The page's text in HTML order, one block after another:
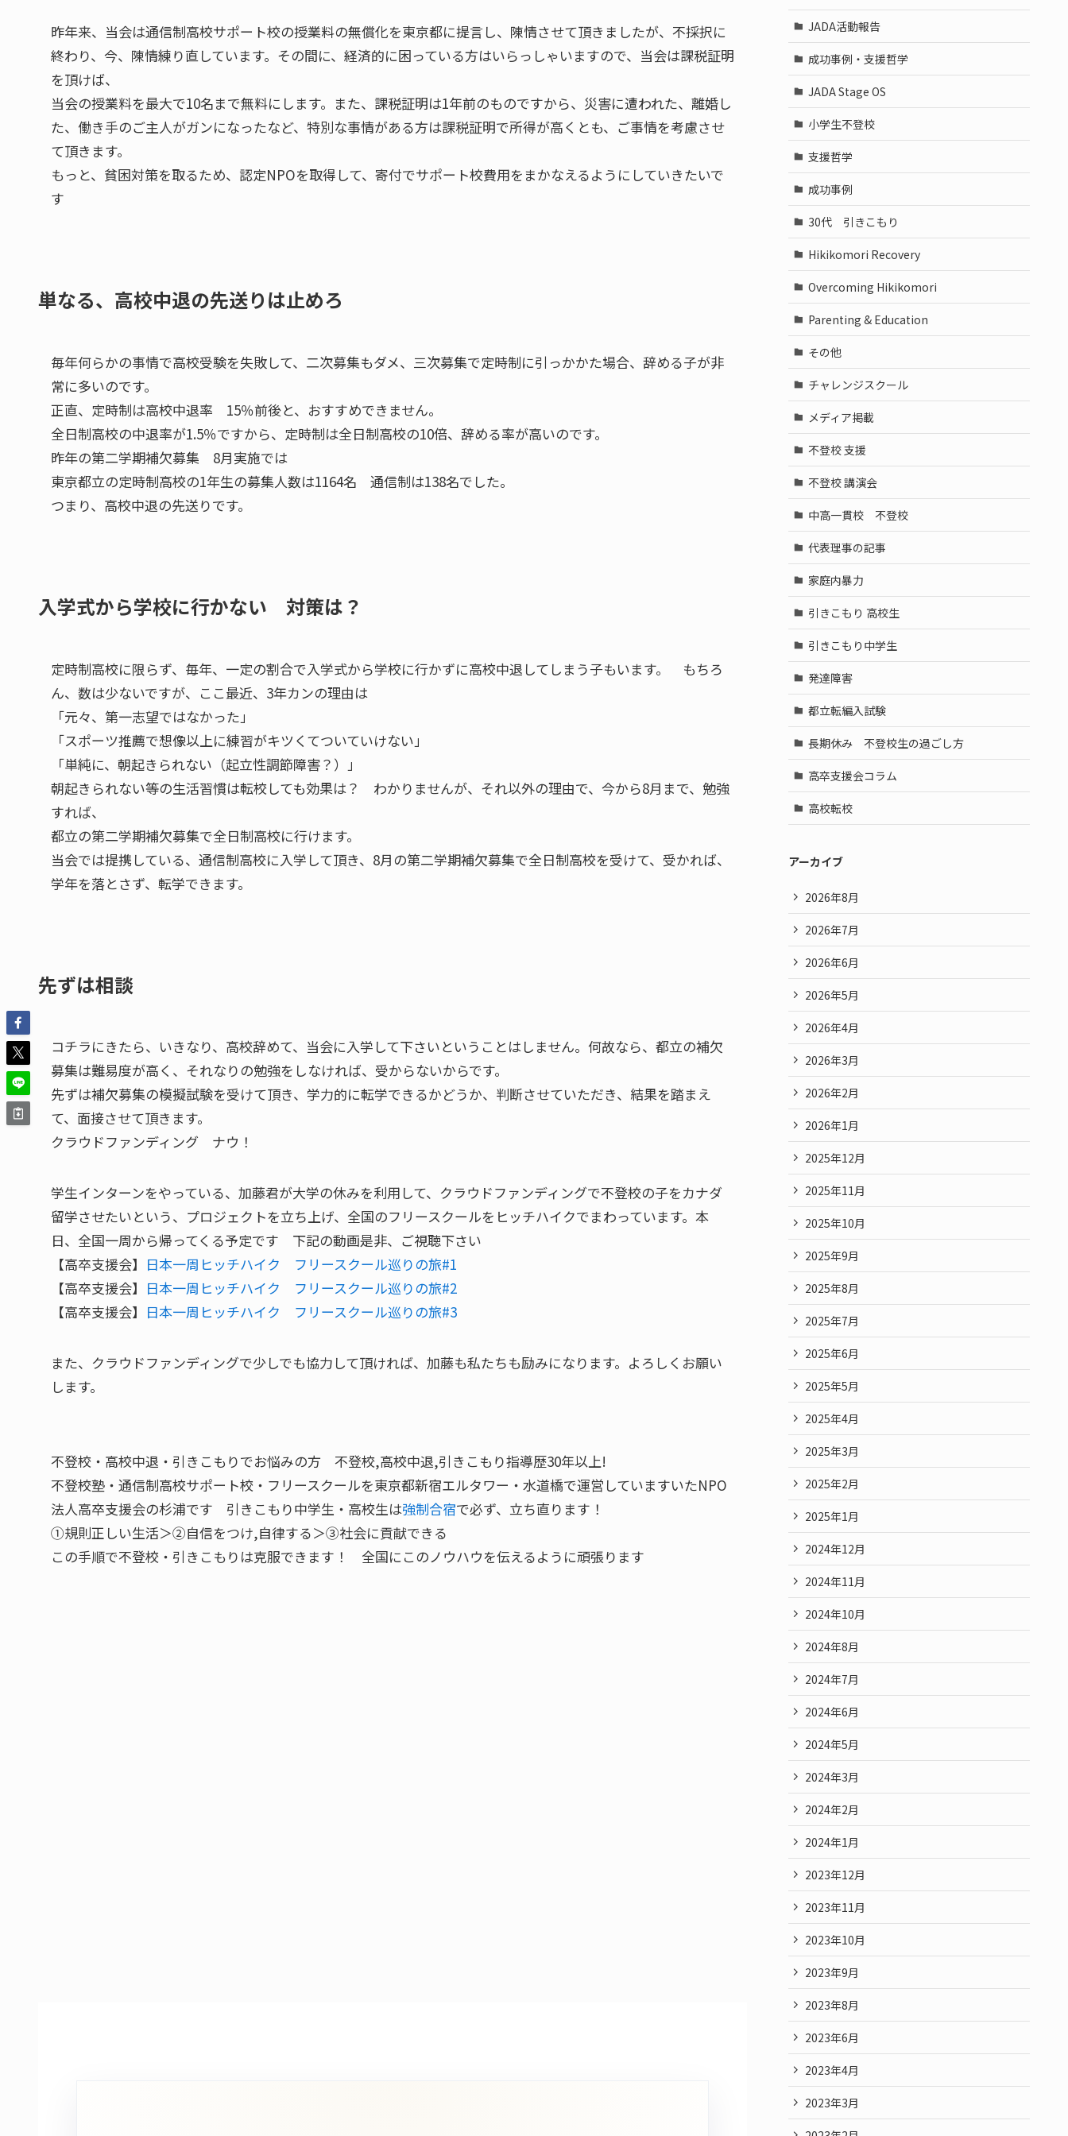
昨年来、当会は通信制高校サポート校の授業料の無償化を東京都に提言し、陳情させて頂きましたが、不採択に
終わり、今、陳情練り直しています。その間に、経済的に困っている方はいらっしゃいますので、当会は課税証明
を頂けば、
当会の授業料を最大で10名まで無料にします。また、課税証明は1年前のものですから、災害に遭われた、離婚し
た、働き手のご主人がガンになったなど、特別な事情がある方は課税証明で所得が高くとも、ご事情を考慮させ
て頂きます。
もっと、貧困対策を取るため、認定NPOを取得して、寄付でサポート校費用をまかなえるようにしていきたいで
す
単なる、高校中退の先送りは止めろ
毎年何らかの事情で高校受験を失敗して、二次募集もダメ、三次募集で定時制に引っかかた場合、辞める子が非
常に多いのです。
正直、定時制は高校中退率 15％前後と、おすすめできません。
全日制高校の中退率が1.5％ですから、定時制は全日制高校の10倍、辞める率が高いのです。
昨年の第二学期補欠募集 8月実施では
東京都立の定時制高校の1年生の募集人数は1164名 通信制は138名でした。
つまり、高校中退の先送りです。
入学式から学校に行かない 対策は？
定時制高校に限らず、毎年、一定の割合で入学式から学校に行かずに高校中退してしまう子もいます。 もちろ
ん、数は少ないですが、ここ最近、3年カンの理由は
「元々、第一志望ではなかった」
「スポーツ推薦で想像以上に練習がキツくてついていけない」
「単純に、朝起きられない（起立性調節障害？）」
朝起きられない等の生活習慣は転校しても効果は？ わかりませんが、それ以外の理由で、今から8月まで、勉強
すれば、
都立の第二学期補欠募集で全日制高校に行けます。
当会では提携している、通信制高校に入学して頂き、8月の第二学期補欠募集で全日制高校を受けて、受かれば、
学年を落とさず、転学できます。
先ずは相談
コチラにきたら、いきなり、高校辞めて、当会に入学して下さいということはしません。何故なら、都立の補欠
募集は難易度が高く、それなりの勉強をしなければ、受からないからです。
先ずは補欠募集の模擬試験を受けて頂き、学力的に転学できるかどうか、判断させていただき、結果を踏まえ
て、面接させて頂きます。
クラウドファンディング ナウ！
学生インターンをやっている、加藤君が大学の休みを利用して、クラウドファンディングで不登校の子をカナダ
留学させたいという、プロジェクトを立ち上げ、全国のフリースクールをヒッチハイクでまわっています。本
日、全国一周から帰ってくる予定です 下記の動画是非、ご視聴下さい
【高卒支援会】 日本一周ヒッチハイク フリースクール巡りの旅#1
【高卒支援会】 日本一周ヒッチハイク フリースクール巡りの旅#2
【高卒支援会】 日本一周ヒッチハイク フリースクール巡りの旅#3
また、クラウドファンディングで少しでも協力して頂ければ、加藤も私たちも励みになります。よろしくお願い
します。
不登校・高校中退・引きこもりでお悩みの方 不登校,高校中退,引きこもり指導歴30年以上!
不登校塾・通信制高校サポート校・フリースクールを東京都新宿エルタワー・水道橋で運営していますいたNPO
法人高卒支援会の杉浦です 引きこもり中学生・高校生は強制合宿で必ず、立ち直ります！
①規則正しい生活＞②自信をつけ,自律する＞③社会に貢献できる
この手順で不登校・引きこもりは克服できます！ 全国にこのノウハウを伝えるように頑張ります
JADA活動報告
成功事例・支援哲学
JADA Stage OS
小学生不登校
支援哲学
成功事例
30代 引きこもり
Hikikomori Recovery
Overcoming Hikikomori
Parenting & Education
その他
チャレンジスクール
メディア掲載
不登校 支援
不登校 講演会
中高一貫校 不登校
代表理事の記事
家庭内暴力
引きこもり 高校生
引きこもり中学生
発達障害
都立転編入試験
長期休み 不登校生の過ごし方
高卒支援会コラム
高校転校
アーカイブ
2026年8月
2026年7月
2026年6月
2026年5月
2026年4月
2026年3月
2026年2月
2026年1月
2025年12月
2025年11月
2025年10月
2025年9月
2025年8月
2025年7月
2025年6月
2025年5月
2025年4月
2025年3月
2025年2月
2025年1月
2024年12月
2024年11月
2024年10月
2024年8月
2024年7月
2024年6月
2024年5月
2024年3月
2024年2月
2024年1月
2023年12月
2023年11月
2023年10月
2023年9月
2023年8月
2023年6月
2023年4月
2023年3月